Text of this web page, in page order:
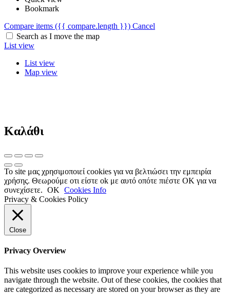
Bookmark
Compare items ({{ compare.length }}) Cancel
Search as I move the map
List view
List view
Map view
Καλάθι
Το site μας χρησιμοποιεί cookies για να βελτιώσει την εμπειρία
χρήσης. Θεωρούμε οτι είστε ok με αυτό οπότε πιέστε ΟΚ για να
συνεχίσετε. OK Cookies Info
Privacy & Cookies Policy
Close
Privacy Overview
This website uses cookies to improve your experience while you
navigate through the website. Out of these cookies, the cookies that
are categorized as necessary are stored on your browser as they are